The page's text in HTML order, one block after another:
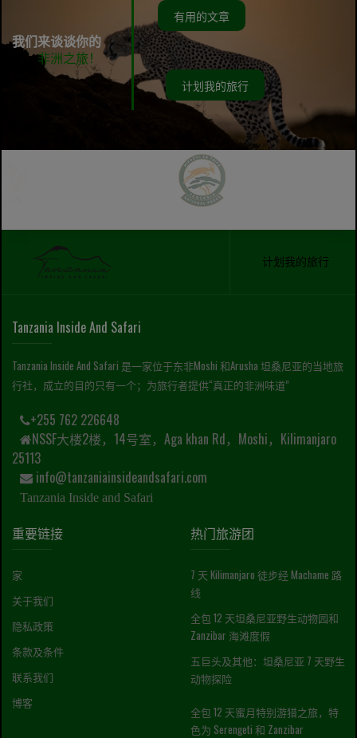
我们来谈谈你的
非洲之旅！
有用的文章
计划我的旅行
计划我的旅行
Tanzania Inside And Safari
Tanzania Inside And Safari 是一家位于东非Moshi 和Arusha 坦桑尼亚的当地旅
行社，成立的目的只有一个；为旅行者提供“真正的非洲味道”
+255 762 226648
NSSF大楼2楼，14号室，Aga khan Rd，Moshi，Kilimanjaro
25113
info@tanzaniainsideandsafari.com
Tanzania Inside and Safari
重要链接
家
关于我们
隐私政策
条款及条件
联系我们
博客
热门旅游团
7 天 Kilimanjaro 徒步经 Machame 路
线
全包 12 天坦桑尼亚野生动物园和
Zanzibar 海滩度假
五巨头及其他：坦桑尼亚 7 天野生
动物探险
全包 12 天蜜月特别游猎之旅，特
色为 Serengeti 和 Zanzibar